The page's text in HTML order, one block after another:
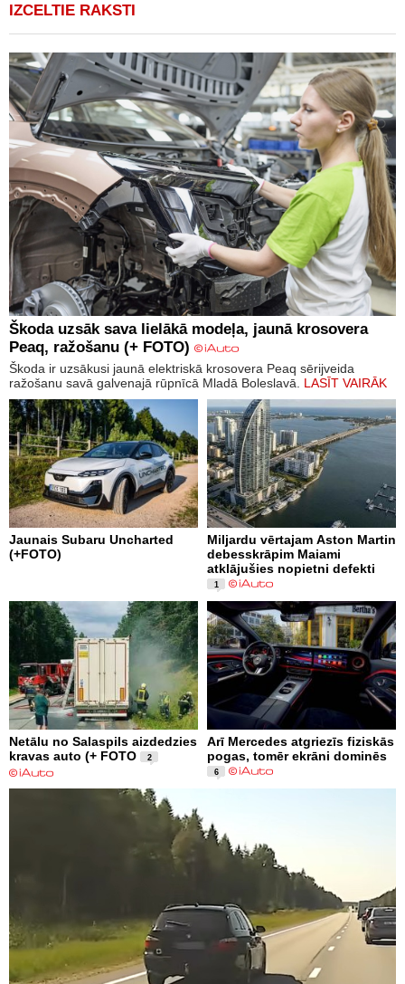
IZCELTIE RAKSTI
Škoda uzsāk sava lielākā modeļa, jaunā krosovera
Peaq, ražošanu (+ FOTO)
Škoda ir uzsākusi jaunā elektriskā krosovera Peaq sērijveida
ražošanu savā galvenajā rūpnīcā Mladā Boleslavā. LASĪT VAIRĀK
Jaunais Subaru Uncharted
(+FOTO)
Miljardu vērtajam Aston Martin
debesskrāpim Maiami
atklājušies nopietni defekti
1
Netālu no Salaspils aizdedzies
kravas auto (+ FOTO
2
Arī Mercedes atgriezīs fiziskās
pogas, tomēr ekrāni dominēs
6